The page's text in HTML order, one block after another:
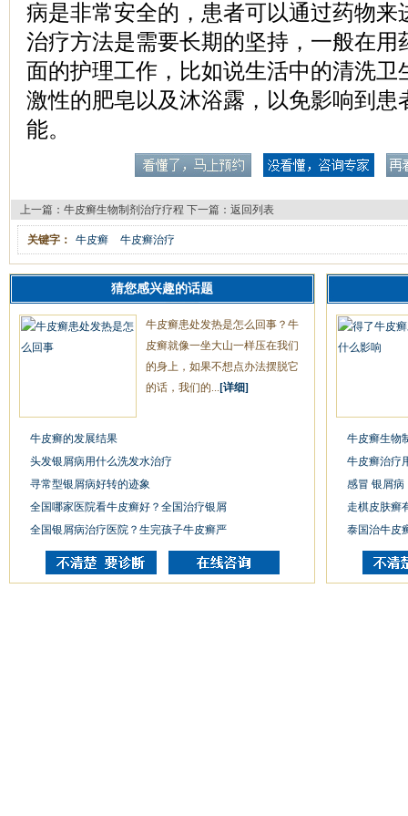
病是非常安全的，患者可以通过药物来
治疗方法是需要长期的坚持，一般在用
面的护理工作，比如说生活中的清洗卫
激性的肥皂以及沐浴露，以免影响到患
能。
上一篇： 牛皮癣生物制剂治疗疗程 下一篇： 返回列表
关键字： 牛皮癣 牛皮癣治疗
猜您感兴趣的话题
牛皮癣患处发热是怎么回事？牛
皮癣就像一坐大山一样压在我们
的身上，如果不想点办法摆脱它
的话，我们的... [详细]
牛皮癣的发展结果
头发银屑病用什么洗发水治疗
寻常型银屑病好转的迹象
全国哪家医院看牛皮癣好？全国治疗银屑
全国银屑病治疗医院？生完孩子牛皮癣严
牛皮癣生物
牛皮癣治疗
感冒 银屑病
走棋皮肤癣
泰国治牛皮